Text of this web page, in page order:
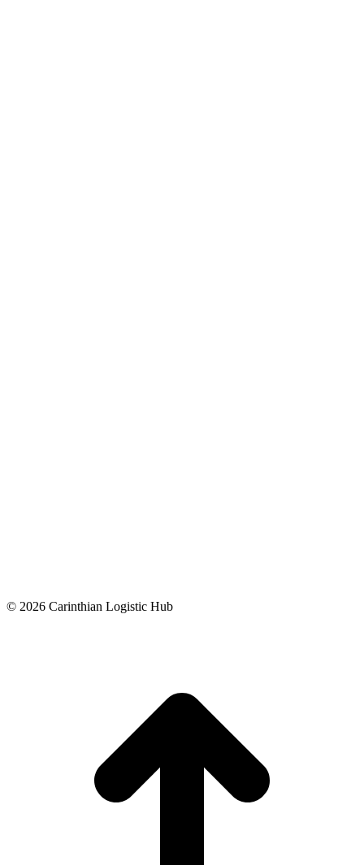
© 2026 Carinthian Logistic Hub